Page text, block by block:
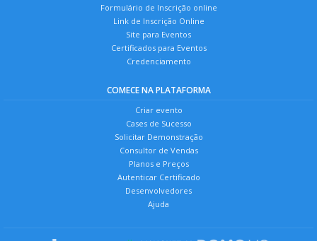
Formulário de Inscrição online
Link de Inscrição Online
Site para Eventos
Certificados para Eventos
Credenciamento
COMECE NA PLATAFORMA
Criar evento
Cases de Sucesso
Solicitar Demonstração
Consultor de Vendas
Planos e Preços
Autenticar Certificado
Desenvolvedores
Ajuda